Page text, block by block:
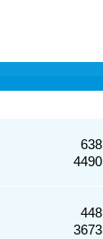
638
4490
448
3673